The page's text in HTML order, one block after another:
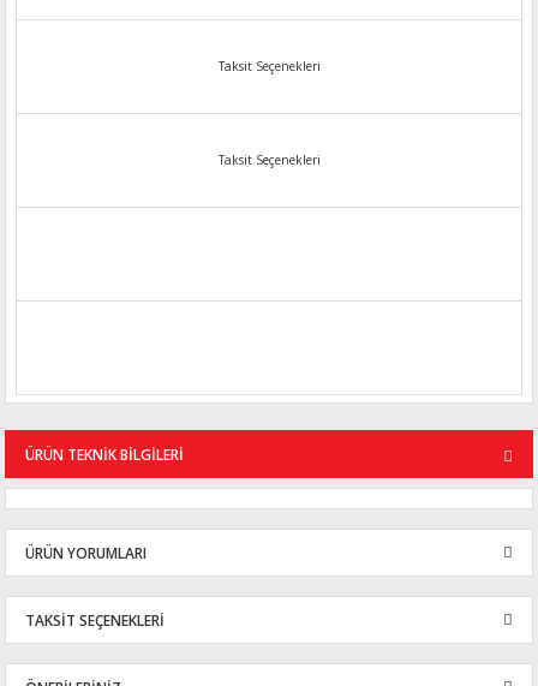
Taksit Seçenekleri
Taksit Seçenekleri
ÜRÜN TEKNİK BİLGİLERİ
ÜRÜN YORUMLARI
Bu ürüne ilk yorumu siz yapın!
TAKSİT SEÇENEKLERİ